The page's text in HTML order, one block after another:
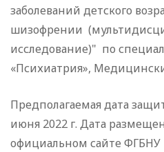
заболеваний детского
шизофрении
исследование)" по
«Психиатрия»,
Предполагаемая дата
июня 2022 г. Дата
официальном сайте ФГБНУ